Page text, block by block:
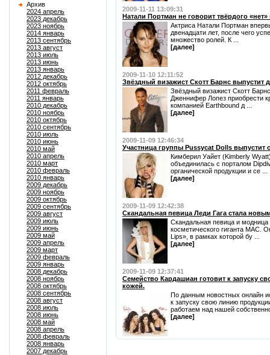
Архив
2024 апрель
2023 декабрь
2023 ноябрь
2014 январь
2013 сентябрь
2013 август
2013 июль
2013 июнь
2013 январь
2012 декабрь
2012 октябрь
2011 февраль
2011 январь
2010 декабрь
2010 ноябрь
2010 октябрь
2010 сентябрь
2010 июль
2010 июнь
2010 май
2010 апрель
2010 март
2010 февраль
2010 январь
2009 декабрь
2009 ноябрь
2009 октябрь
2009 сентябрь
2009 август
2009 июль
2009 июнь
2009 май
2009 апрель
2009 март
2009 февраль
2009 январь
2008 декабрь
2008 ноябрь
2008 октябрь
2008 сентябрь
2008 август
2008 июль
2008 июнь
2008 май
2008 апрель
2008 февраль
2008 январь
2007 декабрь
2009-11-11 13:09:31
Натали Портман не говорит твёрдого
Актриса Натали Портман
двенадцати лет, после чего
множество ролей. К ...
[далее]
2009-11-10 12:11:52
Звёздный визажист Скотт Барнс выпустит
Звёздный визажист Скотт
Дженнифер Лопез приобрести
компанией Earthbound д ...
[далее]
2009-11-09 12:46:34
Участница группы Pussycat Dolls
Кимберил Уайет (Kimberly
объединилась с порталом
органической продукции и се ...
[далее]
2009-11-09 12:42:38
Скандальная певица Леди Гага стала
Скандальная певица и
косметического гиганта MAC.
Lips», в рамках которой бу ...
[далее]
2009-11-09 12:37:41
Семейство Кардашиан готовит к запуску
кожей.
По данным новостных онлайн
к запуску свою линию
работаем над нашей
[далее]